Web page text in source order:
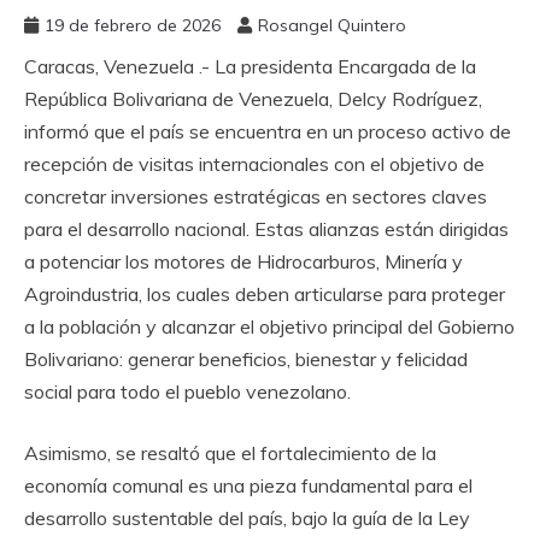
19 de febrero de 2026 Rosangel Quintero
Caracas, Venezuela .- La presidenta Encargada de la
República Bolivariana de Venezuela, Delcy Rodríguez,
informó que el país se encuentra en un proceso activo de
recepción de visitas internacionales con el objetivo de
concretar inversiones estratégicas en sectores claves
para el desarrollo nacional. Estas alianzas están dirigidas
a potenciar los motores de Hidrocarburos, Minería y
Agroindustria, los cuales deben articularse para proteger
a la población y alcanzar el objetivo principal del Gobierno
Bolivariano: generar beneficios, bienestar y felicidad
social para todo el pueblo venezolano.
Asimismo, se resaltó que el fortalecimiento de la
economía comunal es una pieza fundamental para el
desarrollo sustentable del país, bajo la guía de la Ley